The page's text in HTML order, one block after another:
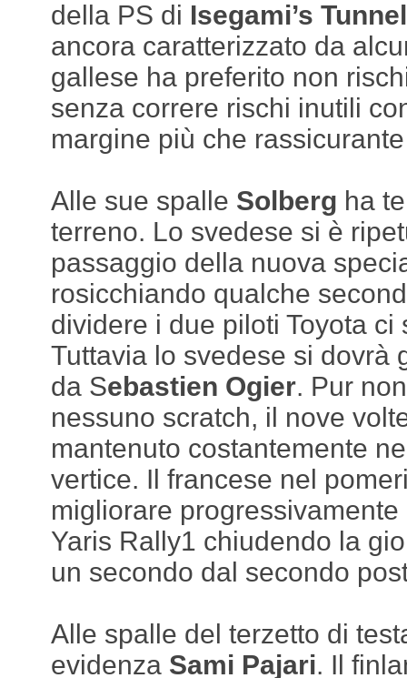
della PS di Isegami’s Tunnel
ancora caratterizzato da
gallese ha preferito non
senza correre rischi inutili
margine più che
Alle sue spalle Solberg ha
terreno. Lo svedese si è
passaggio della nuova
rosicchiando qualche
dividere i due piloti Toyota ci
Tuttavia lo svedese si dovrà
da Sebastien Ogier. Pur
nessuno scratch, il nove
mantenuto costantemente
vertice. Il francese nel
migliorare
Yaris Rally1 chiudendo la
un secondo dal secondo
Alle spalle del terzetto di
evidenza Sami Pajari. Il